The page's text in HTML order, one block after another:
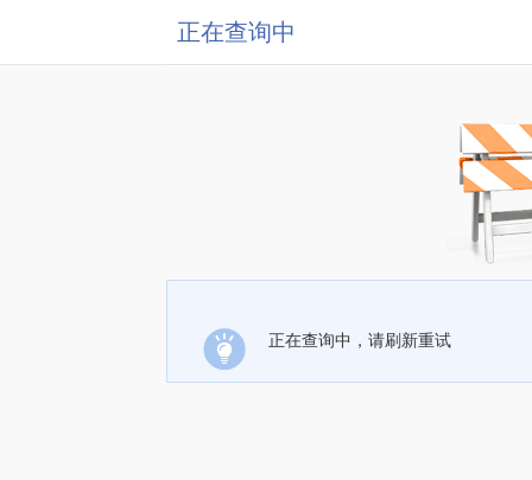
正在查询中
正在查询中，请刷新重试